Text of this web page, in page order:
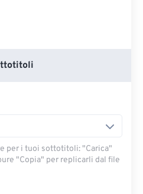
per i tuoi sottotitoli: "Carica"
"Copia" per replicarli dal file